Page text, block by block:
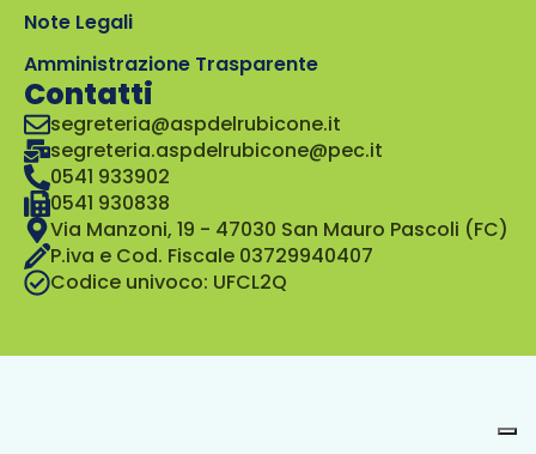
Note Legali
Amministrazione Trasparente
Contatti
segreteria@aspdelrubicone.it
segreteria.aspdelrubicone@pec.it
0541 933902
0541 930838
Via Manzoni, 19 - 47030 San Mauro Pascoli (FC)
P.iva e Cod. Fiscale 03729940407
Codice univoco: UFCL2Q